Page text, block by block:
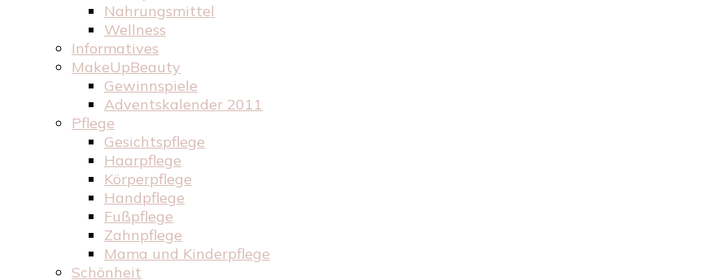
Nahrungsmittel
Wellness
Informatives
MakeUpBeauty
Gewinnspiele
Adventskalender 2011
Pflege
Gesichtspflege
Haarpflege
Körperpflege
Handpflege
Fußpflege
Zahnpflege
Mama und Kinderpflege
Schönheit